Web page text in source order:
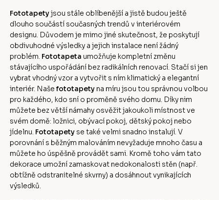
Fototapetyjsou stále oblíbenější a jistě budou ještě
dlouho součástí současných trendů v interiérovém
designu. Důvodem je mimo jiné skutečnost, že poskytují
obdivuhodné výsledky a jejich instalace není žádný
problém. Fototapeta umožňuje kompletní změnu
stávajícího uspořádání bez radikálních renovací. Stačí si jen
vybrat vhodný vzor a vytvořit s ním klimatický a elegantní
interiér. Naše fototapetyna míru jsou tou správnou volbou
pro každého, kdo sní o proměně svého domu. Díky nim
můžete bez větší námahy osvěžit jakoukoli místnost ve
svém domě: ložnici, obývací pokoj, dětský pokoj nebo
jídelnu. Fototapety se také velmi snadno instalují. V
porovnání s běžným malováním nevyžaduje mnoho času a
můžete ho úspěšně provádět sami. Kromě toho vám tato
dekorace umožní zamaskovat nedokonalosti stěn (např.
obtížně odstranitelné skvrny) a dosáhnout vynikajících
výsledků.